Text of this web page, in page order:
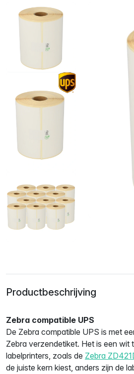
Productbeschrijving
Zebra compatible UPS
De Zebra compatible UPS is met
Zebra verzendetiket. Het is een wit
labelprinters, zoals de Zebra
de juiste kern kiest, anders zijn de